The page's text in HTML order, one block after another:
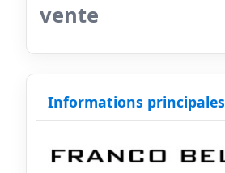
vente
Informations principales